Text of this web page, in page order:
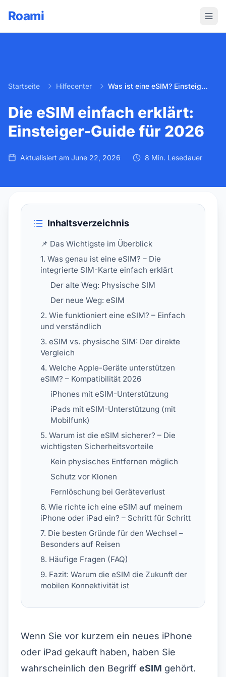
Roami
Startseite Hilfecenter Was ist eine eSIM? Einsteiger-Guide 2026
Die eSIM einfach erklärt:
Einsteiger-Guide für 2026
Aktualisiert am June 22, 2026 8 Min. Lesedauer
Inhaltsverzeichnis
📌 Das Wichtigste im Überblick
1. Was genau ist eine eSIM? – Die
integrierte SIM-Karte einfach erklärt
Der alte Weg: Physische SIM
Der neue Weg: eSIM
2. Wie funktioniert eine eSIM? – Einfach
und verständlich
3. eSIM vs. physische SIM: Der direkte
Vergleich
4. Welche Apple-Geräte unterstützen
eSIM? – Kompatibilität 2026
iPhones mit eSIM-Unterstützung
iPads mit eSIM-Unterstützung (mit
Mobilfunk)
5. Warum ist die eSIM sicherer? – Die
wichtigsten Sicherheitsvorteile
Kein physisches Entfernen möglich
Schutz vor Klonen
Fernlöschung bei Geräteverlust
6. Wie richte ich eine eSIM auf meinem
iPhone oder iPad ein? – Schritt für Schritt
7. Die besten Gründe für den Wechsel –
Besonders auf Reisen
8. Häufige Fragen (FAQ)
9. Fazit: Warum die eSIM die Zukunft der
mobilen Konnektivität ist
Wenn Sie vor kurzem ein neues iPhone
oder iPad gekauft haben, haben Sie
wahrscheinlich den Begriff eSIM gehört.